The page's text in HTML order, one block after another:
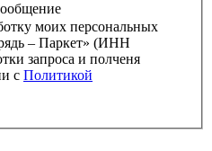
моих персональных
– Паркет» (ИНН
с Политикой